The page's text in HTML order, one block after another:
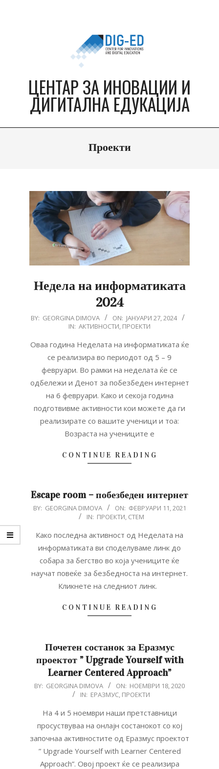
ЦЕНТАР ЗА ИНОВАЦИИ И
ДИГИТАЛНА ЕДУКАЦИЈА
Проекти
Недела на информатиката
2024
2024-
27
BY: GEORGINA DIMOVA ON: ЈАНУАРИ 27, 2024
IN: АКТИВНОСТИ ПРОЕКТИ
Оваа година Неделата на информатиката ќе
се реализира во периодот од 5 – 9
февруари. Во рамки на неделата ќе се
одбележи и Денот за побезбеден интернет
на 6 февруари. Како и секоја година
подготвивме активности кои можете да ги
реализирате со вашите ученици и тоа:
Возраста на учениците е
CONTINUE READING
Escape room – побезбеден интернет
2021-
11
BY: GEORGINA DIMOVA ON: ФЕВРУАРИ 11, 2021
IN: ПРОЕКТИ СТЕМ
Како последна активност од Неделата на
информатиката ви споделуваме линк до
собара за бегство во која учениците ќе
научат повеќе за безбедноста на интернет.
Кликнете на следниот линк.
CONTINUE READING
Почетен состанок за Еразмус
проектот ” Upgrade Yourself with
Learner Centered Approach”
2020-
BY: GEORGINA DIMOVA ON: НОЕМВРИ 18, 2020
IN: ЕРАЗМУС ПРОЕКТИ
На 4 и 5 ноември наши претставници
просуствуваа на онлајн состанокот со кој
започнаа активностите од Еразмус проектот
” Upgrade Yourself with Learner Centered
Approach”. Овој проект ќе се реализира